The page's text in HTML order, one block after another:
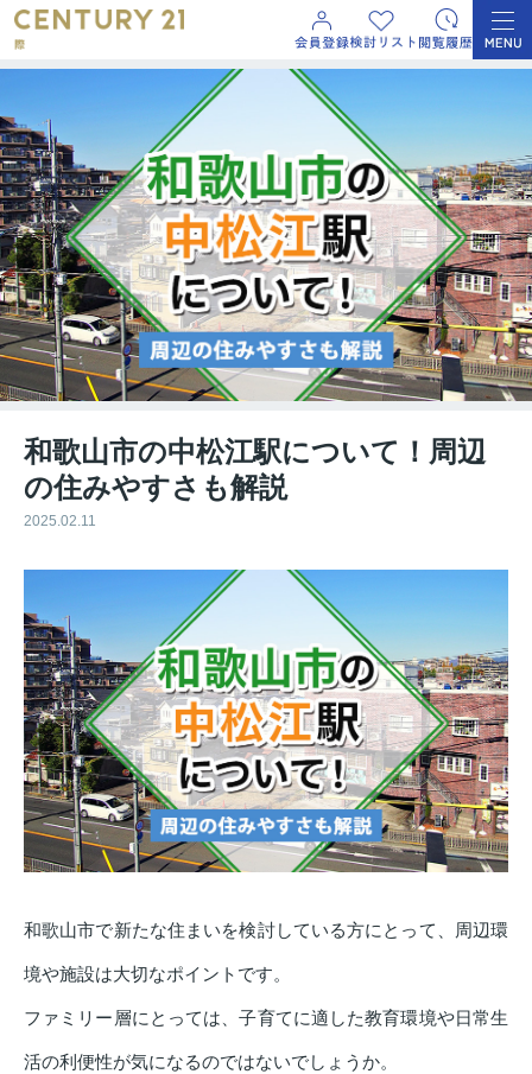
和歌山市の中松江駅について！周辺
の住みやすさも解説
2025.02.11
和歌山市で新たな住まいを検討している方にとって、周辺環
境や施設は大切なポイントです。
ファミリー層にとっては、子育てに適した教育環境や日常生
活の利便性が気になるのではないでしょうか。